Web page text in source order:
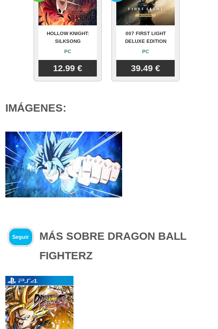
HOLLOW KNIGHT:
SILKSONG
PC
12.99 €
007 FIRST LIGHT
DELUXE EDITION
PC
39.49 €
IMÁGENES:
Seguir
MÁS SOBRE DRAGON BALL
FIGHTERZ